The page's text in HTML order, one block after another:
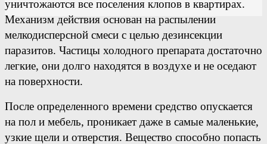
уничтожаются все поселения клопов в квартирах.
Механизм действия основан на распылении
мелкодисперсной смеси с целью дезинсекции
паразитов. Частицы холодного препарата достаточно
легкие, они долго находятся в воздухе и не оседают
на поверхности.
После определенного времени средство опускается
на пол и мебель, проникает даже в самые маленькие,
узкие щели и отверстия. Вещество способно попасть